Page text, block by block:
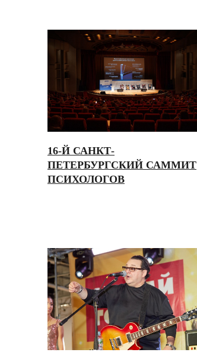
16-Й САНКТ-
ПЕТЕРБУРГСКИЙ САММИТ
ПСИХОЛОГОВ